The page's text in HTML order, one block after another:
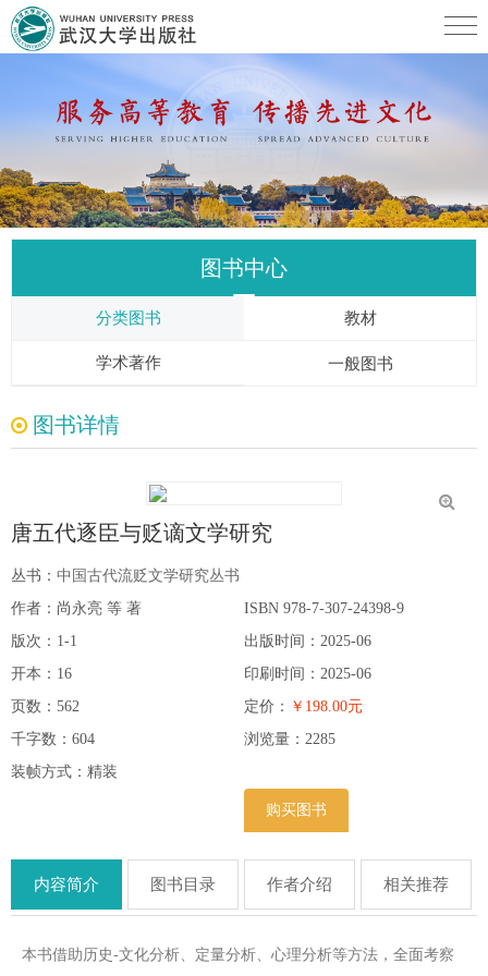
图书中心
分类图书 教材
学术著作 一般图书
图书详情
唐五代逐臣与贬谪文学研究
丛书： 中国古代流贬文学研究丛书
作者：尚永亮 等 著
版次：1-1
开本：16
页数：562
千字数：604
装帧方式：精装
ISBN 978-7-307-24398-9
出版时间：2025-06
印刷时间：2025-06
定价： ￥198.00元
浏览量： 2285
购买图书
内容简介 图书目录 作者介绍 相关推荐
本书借助历史-文化分析、定量分析、心理分析等方法，全面考察